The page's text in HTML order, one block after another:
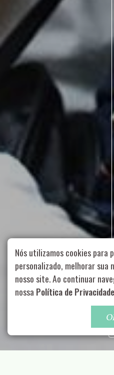
Rua Aurélia, 1714 – Vila
99178-5848
|
Role
Nós utilizamos cookies para
personalizado, melhorar sua
nosso site. Ao continuar
nossa Política de Privacidade